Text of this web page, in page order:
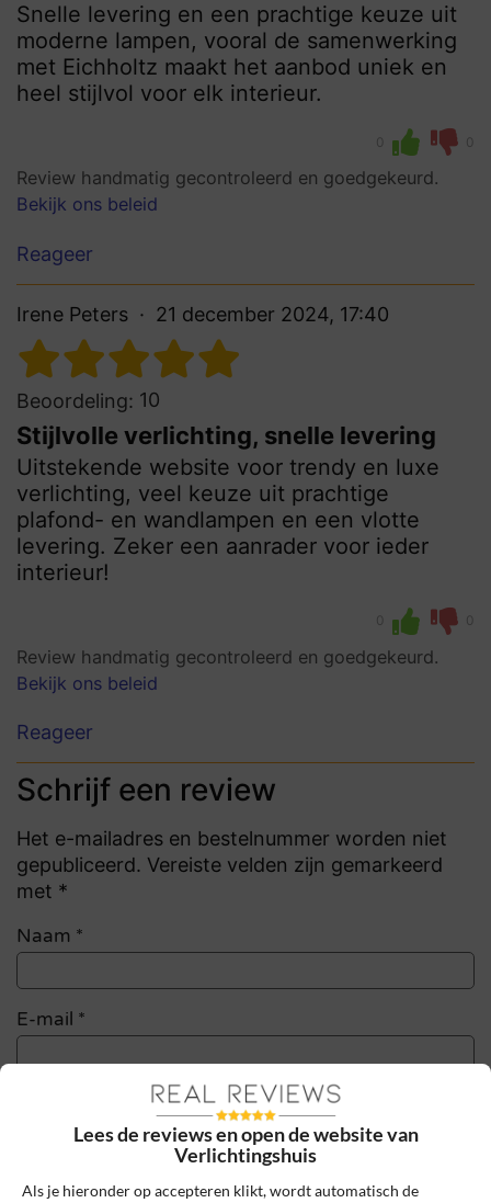
Snelle levering en een prachtige keuze uit
moderne lampen, vooral de samenwerking
met Eichholtz maakt het aanbod uniek en
heel stijlvol voor elk interieur.
0 0
Review handmatig gecontroleerd en goedgekeurd.
Bekijk ons beleid
Reageer
Irene Peters 21 december 2024, 17:40
Beoordeling: 10
Stijlvolle verlichting, snelle levering
Uitstekende website voor trendy en luxe
verlichting, veel keuze uit prachtige
plafond- en wandlampen en een vlotte
levering. Zeker een aanrader voor ieder
interieur!
0 0
Review handmatig gecontroleerd en goedgekeurd.
Bekijk ons beleid
Reageer
Schrijf een review
Het e-mailadres en bestelnummer worden niet
gepubliceerd. Vereiste velden zijn gemarkeerd
met *
Naam *
E-mail *
Review Titel *
Lees de reviews en open de website van
Verlichtingshuis
Als je hieronder op accepteren klikt, wordt automatisch de